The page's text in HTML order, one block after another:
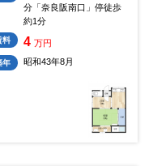
分「奈良阪南口」停徒歩
約1分
料 4 万円
年 昭和43年8月